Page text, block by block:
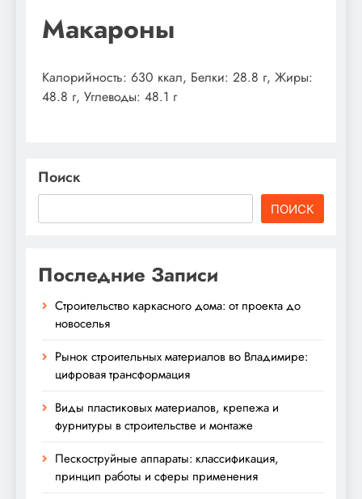
Макароны
Калорийность: 630 ккал, Белки: 28.8 г, Жиры:
48.8 г, Углеводы: 48.1 г
Поиск
ПОИСК
Последние Записи
Строительство каркасного дома: от проекта до
новоселья
Рынок строительных материалов во Владимире:
цифровая трансформация
Виды пластиковых материалов, крепежа и
фурнитуры в строительстве и монтаже
Пескоструйные аппараты: классификация,
принцип работы и сферы применения